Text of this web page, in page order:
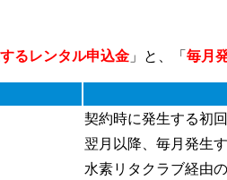
るレンタル申込金 」と、「毎月
契約時に発生する初回
翌月以降、毎月発生
水素リタクラブ経由